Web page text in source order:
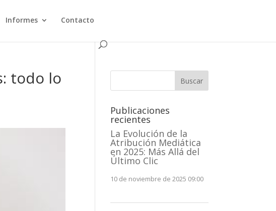
Informes Contacto
todo lo Buscar
Publicaciones
recientes
La Evolución de la
Atribución Mediática
en 2025: Más Allá del
Último Clic
10 de noviembre de 2025 09:00